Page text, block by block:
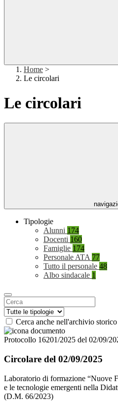
Home >
Le circolari
Le circolari
Tipologie
Alunni 174
Docenti 160
Famiglie 174
Personale ATA 77
Tutto il personale 48
Albo sindacale 1
Cerca anche nell'archivio storico
Protocollo 16201/2025 del 02/09/
Circolare del 02/09/2025
Laboratorio di formazione “Nuove
e le tecnologie emergenti nella
(D.M. 66/2023)